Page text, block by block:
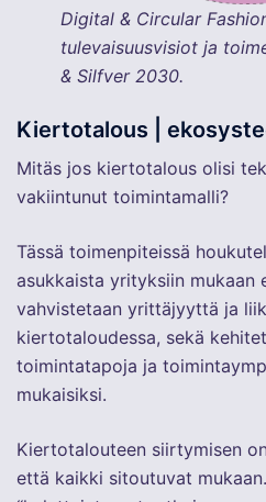
Digital & Circular
tulevaisuusvisiot ja
& Silfver 2030.
Kiertotalous |
Mitäs jos kiertotalous olisi
vakiintunut toimintamalli?
Tässä toimenpiteissä
asukkaista yrityksiin mukaan
vahvistetaan yrittäjyyttä ja
kiertotaloudessa, sekä
toimintatapoja ja
mukaisiksi.
Kiertotalouteen siirtymisen
että kaikki sitoutuvat